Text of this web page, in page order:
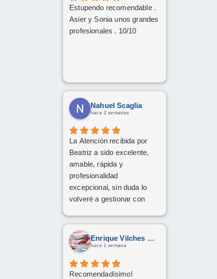
Estupendo recomendable .
Asier y Sonia unos grandes
profesionales . 10/10
Nahuel Scaglia
hace 2 semanas
La Atención recibida por
Beatriz a sido excelente,
amable, rápida y
profesionalidad
excepcional, sin duda lo
volveré a gestionar con
contrataciones.
Enrique Vilches García
hace 1 semana
Recomendadísimo!